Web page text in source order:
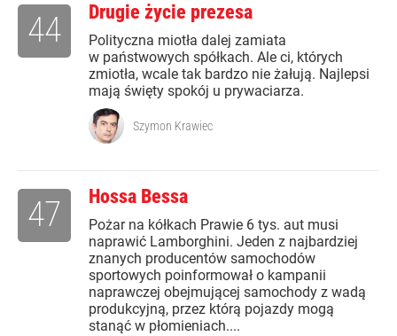
Drugie życie prezesa
Polityczna miotła dalej zamiata
w państwowych spółkach. Ale ci, których
zmiotła, wcale tak bardzo nie żałują. Najlepsi
mają święty spokój u prywaciarza.
44
Szymon Krawiec
Hossa Bessa
Pożar na kółkach Prawie 6 tys. aut musi
naprawić Lamborghini. Jeden z najbardziej
znanych producentów samochodów
sportowych poinformował o kampanii
naprawczej obejmującej samochody z wadą
produkcyjną, przez którą pojazdy mogą
stanąć w płomieniach....
47